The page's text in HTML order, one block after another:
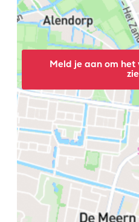
Meld je aan om